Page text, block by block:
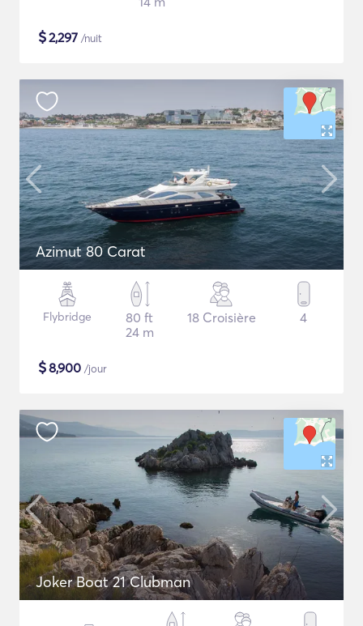
$2,297 /nuit
Azimut 80 Carat
Flybridge
80 ft
24 m
18 Croisière 4
$8,900 /jour
Joker Boat 21 Clubman